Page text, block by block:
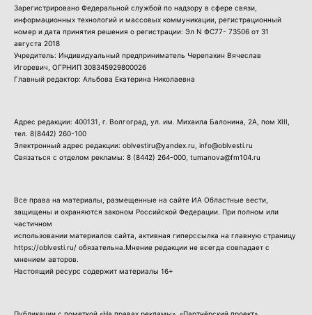
Зарегистрировано Федеральной службой по надзору в сфере связи,
информационных технологий и массовых коммуникации, регистрационный
номер и дата принятия решения о регистрации: Эл N ФС77- 73506 от 31
августа 2018
Учредитель: Индивидуальный предприниматель Черепахин Вячеслав
Игоревич, ОГРНИП 308345929800026
Главный редактор: Альбова Екатерина Николаевна
Адрес редакции: 400131, г. Волгоград, ул. им. Михаила Балонина, 2А, пом XIII,
тел. 8(8442) 260-100
Электронный адрес редакции: oblvestiru@yandex.ru, info@oblvesti.ru
Связаться с отделом рекламы: 8 (8442) 264-000 , tumanova@fm104.ru
Все права на материалы, размещенные на сайте ИА Областные вести,
защищены и охраняются законом Российской Федерации. При полном или
частичном
использовании материалов сайта, активная гиперссылка на главную страницу
https://oblvesti.ru/ обязательна.Мнение редакции не всегда совпадает с
мнением авторов.
Настоящий ресурс содержит материалы 16+